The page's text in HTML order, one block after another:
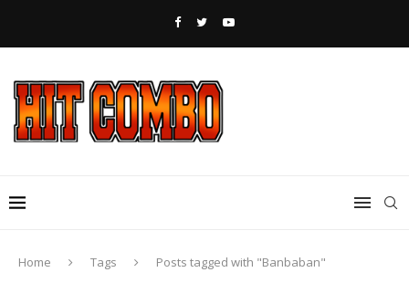
Home Tags Posts tagged with "Banbaban"